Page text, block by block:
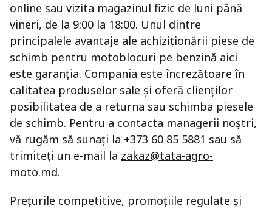
online sau vizita magazinul fizic de luni până
vineri, de la 9:00 la 18:00. Unul dintre
principalele avantaje ale achiziționării piese de
schimb pentru motoblocuri pe benzină aici
este garanția. Compania este încrezătoare în
calitatea produselor sale și oferă clienților
posibilitatea de a returna sau schimba piesele
de schimb. Pentru a contacta managerii noștri,
vă rugăm să sunați la +373 60 85 5881 sau să
trimiteți un e-mail la zakaz@tata-agro-
moto.md.
Prețurile competitive, promoțiile regulate și